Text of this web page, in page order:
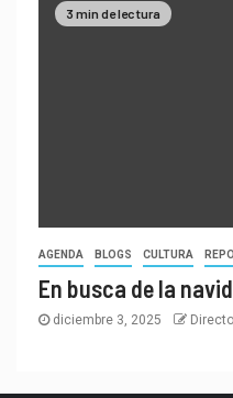
3 min de lectura
AGENDA BLOGS CULTURA
En busca de la
diciembre 3, 2025